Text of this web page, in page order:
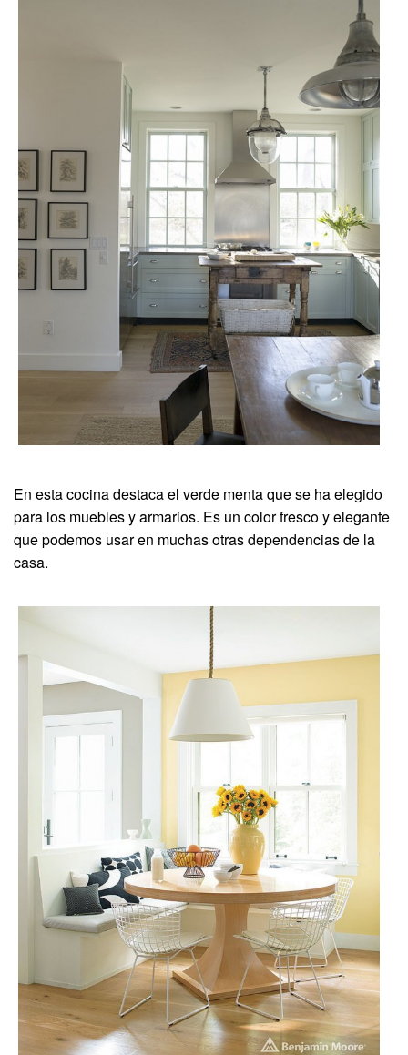
En esta cocina destaca el verde menta que se ha elegido
para los muebles y armarios. Es un color fresco y elegante
que podemos usar en muchas otras dependencias de la
casa.